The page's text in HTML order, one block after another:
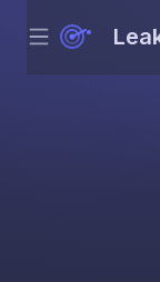
Menu